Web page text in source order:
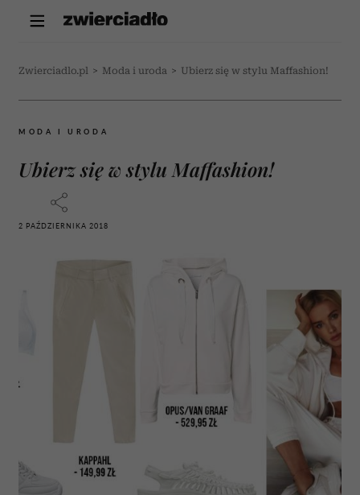
Zwierciadlo.pl > Moda i uroda > Ubierz się w stylu Maffashion!
MODA I URODA
Ubierz się w stylu Maffashion!
2 PAŹDZIERNIKA 2018